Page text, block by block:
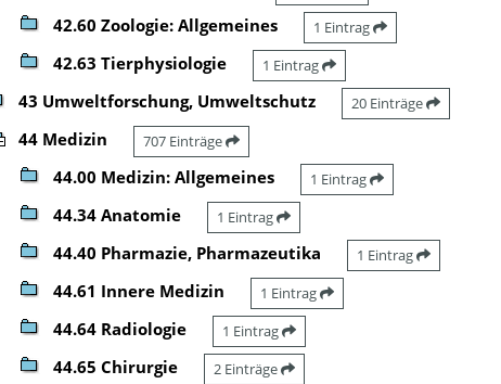
42.60 Zoologie: Allgemeines 1 Eintrag
42.63 Tierphysiologie 1 Eintrag
43 Umweltforschung, Umweltschutz 20 Einträge
44 Medizin 707 Einträge
44.00 Medizin: Allgemeines 1 Eintrag
44.34 Anatomie 1 Eintrag
44.40 Pharmazie, Pharmazeutika 1 Eintrag
44.61 Innere Medizin 1 Eintrag
44.64 Radiologie 1 Eintrag
44.65 Chirurgie 2 Einträge